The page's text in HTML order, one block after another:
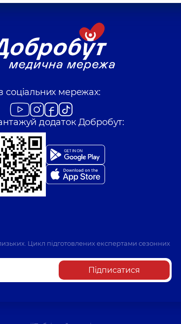
соціальних мережах:
додаток Добробут:
Цикл підготовлених експертами сезонних
Підписатися